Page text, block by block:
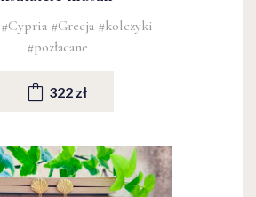
#Cypria #Grecja #kolczyki
#pozłacane
322 zł